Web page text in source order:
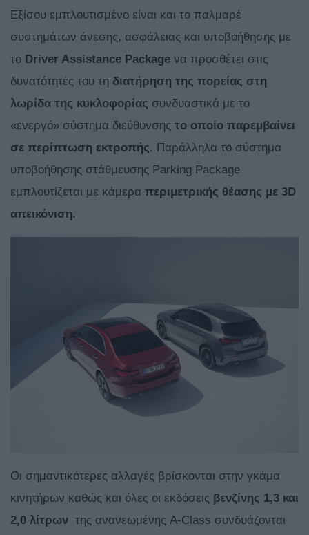
Εξίσου εμπλουτισμένο είναι και το παλμαρέ
συστημάτων άνεσης, ασφάλειας και υποβοήθησης με
το Driver Assistance Package να προσθέτει στις
δυνατότητές του τη διατήρηση της πορείας στη
λωρίδα της κυκλοφορίας συνδυαστικά με το
«ενεργό» σύστημα διεύθυνσης το οποίο παρεμβαίνει
σε περίπτωση εκτροπής. Παράλληλα το σύστημα
υποβοήθησης στάθμευσης Parking Package
εμπλουτίζεται με κάμερα περιμετρικής θέασης με 3D
απεικόνιση.
Οι σημαντικότερες αλλαγές βρίσκονται στην γκάμα
κινητήρων καθώς και όλες οι εκδόσεις βενζίνης 1,3 και
2,0 λίτρων της ανανεωμένης A-Class συνδυάζονται